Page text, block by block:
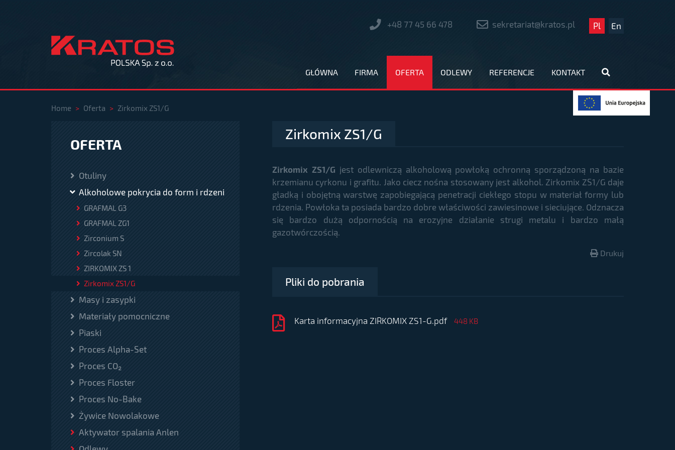
+48 77 45 66 478 sekretariat@kratos.pl Pl En
GŁÓWNA FIRMA OFERTA ODLEWY REFERENCJE KONTAKT
Home > Oferta > Zirkomix ZS1/G
OFERTA
Otuliny
Alkoholowe pokrycia do form i rdzeni
GRAFMAL G3
GRAFMAL ZG1
Zirconium S
Zircolak SN
ZIRKOMIX ZS 1
Zirkomix ZS1/G
Masy i zasypki
Materiały pomocniczne
Piaski
Proces Alpha-Set
Proces CO₂
Proces Floster
Proces No-Bake
Żywice Nowolakowe
Aktywator spalania Anlen
Zirkomix ZS1/G
Zirkomix ZS1/G jest odlewniczą alkoholową powłoką ochronną sporządzoną na bazie
krzemianu cyrkonu i grafitu. Jako ciecz nośna stosowany jest alkohol. Zirkomix ZS1/G daje
gładką i obojętną warstwę zapobiegającą penetracji ciekłego stopu w materiał formy lub
rdzenia. Powłoka ta posiada bardzo dobre właściwości zawiesinowe i sieciujące. Odznacza
się bardzo dużą odpornością na erozyjne działanie strugi metalu i bardzo małą
gazotwórczością.
Drukuj
Pliki do pobrania
Karta informacyjna ZIRKOMIX ZS1-G.pdf 448 KB